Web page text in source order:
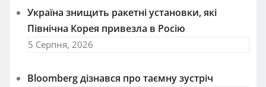
Україна знищить ракетні установки, які
Північна Корея привезла в Росію
5 Серпня, 2026
Bloomberg дізнався про таємну зустріч